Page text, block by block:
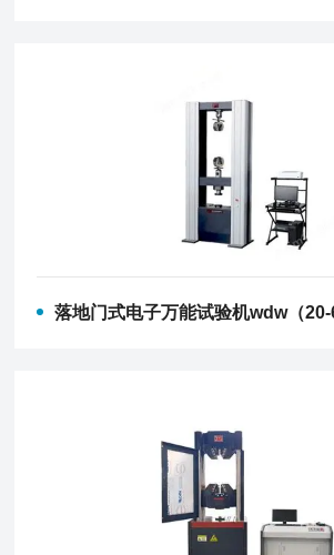
落地门式电子万能试验机wdw（20-